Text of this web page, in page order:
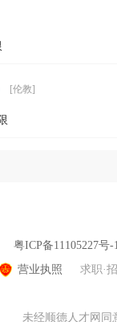
[伦教]
粤ICP备11105227号-
营业执照
求职·
未经顺德人才网同